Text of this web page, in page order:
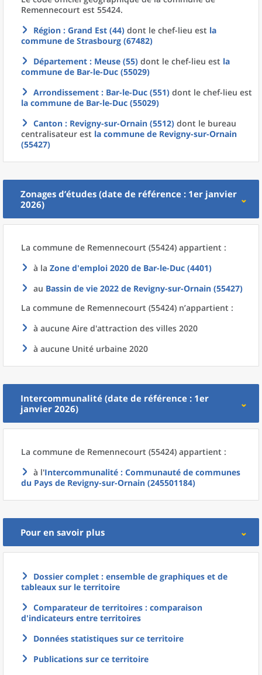
Remennecourt est 55424.
Région : Grand Est (44) dont le chef-lieu est la
commune de Strasbourg (67482)
Département : Meuse (55) dont le chef-lieu est la
commune de Bar-le-Duc (55029)
Arrondissement : Bar-le-Duc (551) dont le chef-lieu est
la commune de Bar-le-Duc (55029)
Canton : Revigny-sur-Ornain (5512) dont le bureau
centralisateur est la commune de Revigny-sur-Ornain
(55427)
Zonages d’études (date de référence : 1er janvier
2026)
La commune de Remennecourt (55424) appartient :
à la Zone d'emploi 2020 de Bar-le-Duc (4401)
au Bassin de vie 2022 de Revigny-sur-Ornain (55427)
La commune de Remennecourt (55424) n’appartient :
à aucune Aire d'attraction des villes 2020
à aucune Unité urbaine 2020
Intercommunalité (date de référence : 1er
janvier 2026)
La commune de Remennecourt (55424) appartient :
à l'Intercommunalité : Communauté de communes
du Pays de Revigny-sur-Ornain (245501184)
Pour en savoir plus
Dossier complet : ensemble de graphiques et de
tableaux sur le territoire
Comparateur de territoires : comparaison
d'indicateurs entre territoires
Données statistiques sur ce territoire
Publications sur ce territoire